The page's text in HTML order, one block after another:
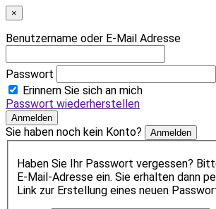
×
Benutzername oder E-Mail Adresse
Passwort
Erinnern Sie sich an mich
Passwort wiederherstellen
Anmelden
Sie haben noch kein Konto? Anmelden
Haben Sie Ihr Passwort vergessen?
E-Mail-Adresse ein. Sie erhalten dann
Link zur Erstellung eines neuen